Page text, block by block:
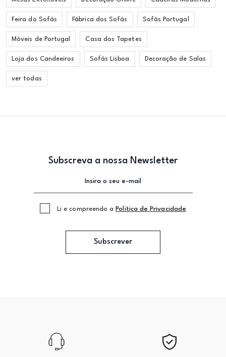
Feira do Sofás Fábrica dos Sofás Sofás Portugal
Móveis de Portugal Casa dos Tapetes
Loja dos Candeeiros Sofás Lisboa Decoração de Salas
ver todas
Subscreva a nossa Newsletter
Li e compreendo a Politica de Privacidade
Subscrever